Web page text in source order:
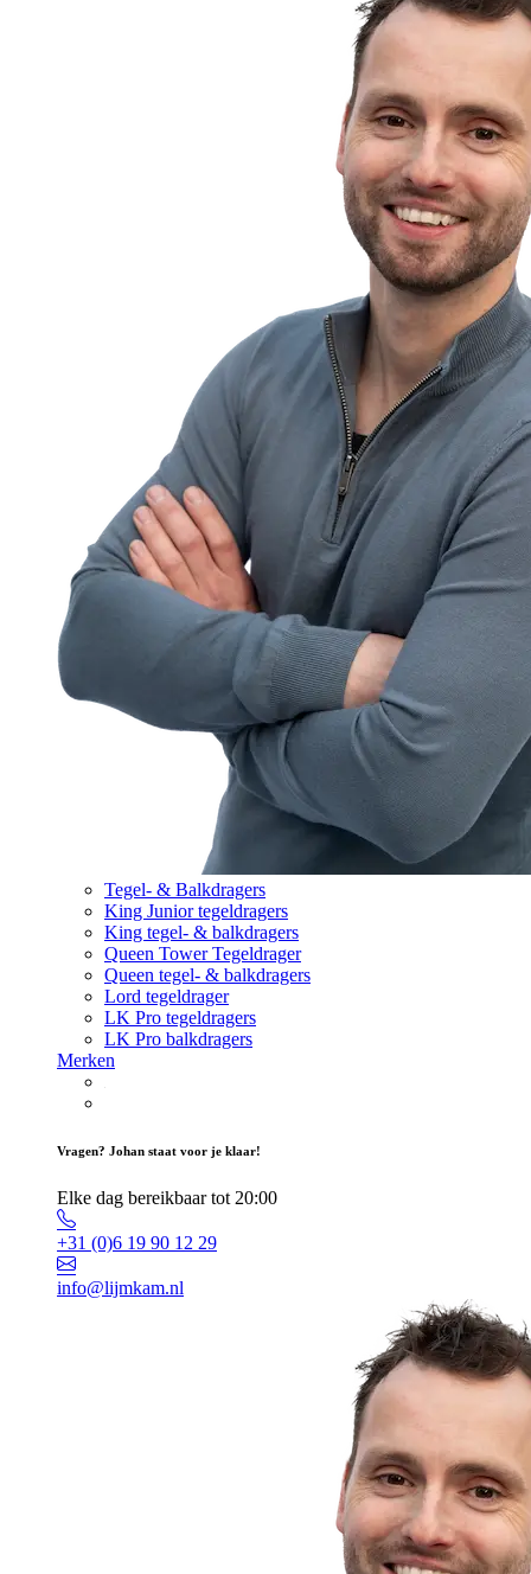
Tegel- & Balkdragers
King Junior tegeldragers
King tegel- & balkdragers
Queen Tower Tegeldrager
Queen tegel- & balkdragers
Lord tegeldrager
LK Pro tegeldragers
LK Pro balkdragers
Merken
Vragen? Johan staat voor je klaar!
Elke dag bereikbaar tot 20:00
+31 (0)6 19 90 12 29
info@lijmkam.nl